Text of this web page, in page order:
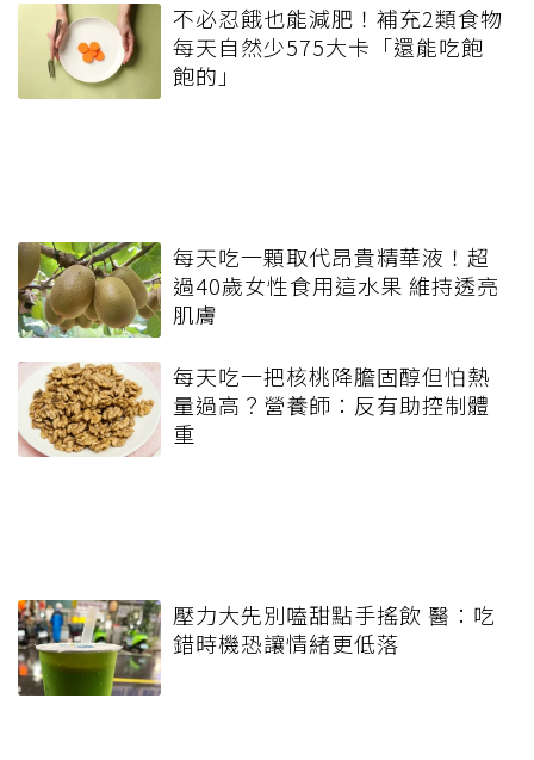
不必忍餓也能減肥！補充2類食物
每天自然少575大卡「還能吃飽
飽的」
每天吃一顆取代昂貴精華液！超
過40歲女性食用這水果 維持透亮
肌膚
每天吃一把核桃降膽固醇但怕熱
量過高？營養師：反有助控制體
重
壓力大先別嗑甜點手搖飲 醫：吃
錯時機恐讓情緒更低落